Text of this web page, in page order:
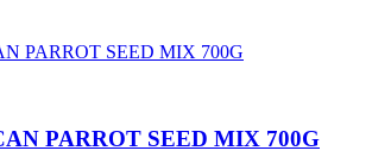
PARROT SEED MIX 700G